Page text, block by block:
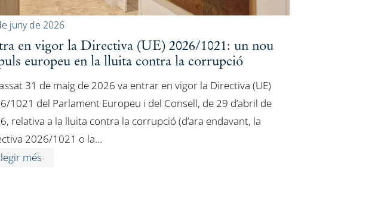
juny de 2026
en vigor la Directiva (UE) 2026/1021: un nou
europeu en la lluita contra la corrupció
31 de maig de 2026 va entrar en vigor la Directiva (UE)
1021 del Parlament Europeu i del Consell, de 29 d’abril de
relativa a la lluita contra la corrupció (d’ara endavant, la
2026/1021 o la…
més